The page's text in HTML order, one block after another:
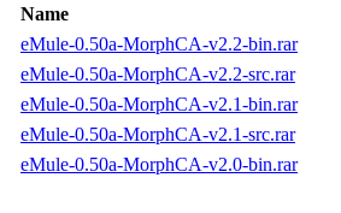
Name
eMule-0.50a-MorphCA-v2.2-bin.rar
eMule-0.50a-MorphCA-v2.2-src.rar
eMule-0.50a-MorphCA-v2.1-bin.rar
eMule-0.50a-MorphCA-v2.1-src.rar
eMule-0.50a-MorphCA-v2.0-bin.rar